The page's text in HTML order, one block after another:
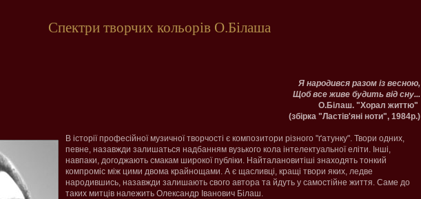
Спектри творчих кольорів О.Білаша
Я народився разом із весною,
Щоб все живе будить від сну...
О.Білаш. "Хорал життю"
(збірка "Ластів'яні ноти", 1984р.)
В історії професійної музичної творчості є композитори різного "ґатунку". Твори одних,
певне, назавжди залишаться надбанням вузького кола інтелектуальної еліти. Інші,
навпаки, догоджають смакам широкої публіки. Найталановитіші знаходять тонкий
компроміс між цими двома крайнощами. А є щасливці, кращі твори яких, ледве
народившись, назавжди залишають свого автора та йдуть у самостійне життя. Саме до
таких митців належить Олександр Іванович Білаш.